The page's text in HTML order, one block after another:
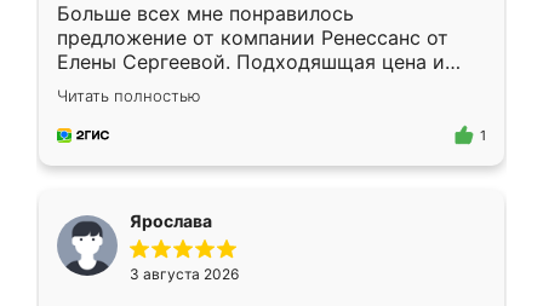
Больше всех мне понравилось
предложение от компании Ренессанс от
Елены Сергеевой. Подходяшщая цена и
короткие сроки изготовления. Приехавший
для замера сотрудник Владислав
предложил по моему эскизу самый
Читать полностью
1
Ярослава
3 августа 2026